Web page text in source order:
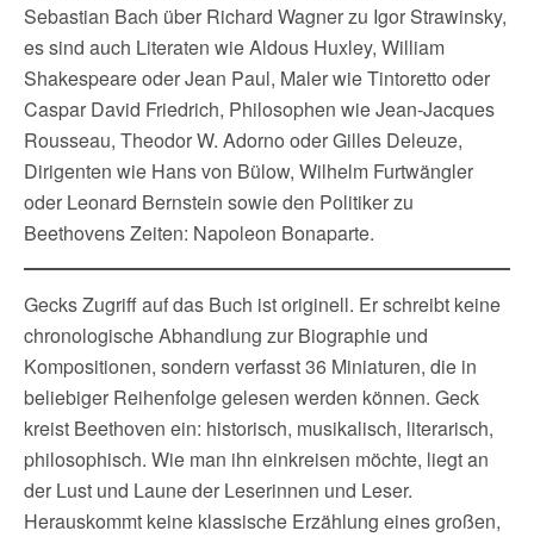
Sebastian Bach über Richard Wagner zu Igor Strawinsky,
es sind auch Literaten wie Aldous Huxley, William
Shakespeare oder Jean Paul, Maler wie Tintoretto oder
Caspar David Friedrich, Philosophen wie Jean-Jacques
Rousseau, Theodor W. Adorno oder Gilles Deleuze,
Dirigenten wie Hans von Bülow, Wilhelm Furtwängler
oder Leonard Bernstein sowie den Politiker zu
Beethovens Zeiten: Napoleon Bonaparte.
Gecks Zugriff auf das Buch ist originell. Er schreibt keine
chronologische Abhandlung zur Biographie und
Kompositionen, sondern verfasst 36 Miniaturen, die in
beliebiger Reihenfolge gelesen werden können. Geck
kreist Beethoven ein: historisch, musikalisch, literarisch,
philosophisch. Wie man ihn einkreisen möchte, liegt an
der Lust und Laune der Leserinnen und Leser.
Herauskommt keine klassische Erzählung eines großen,